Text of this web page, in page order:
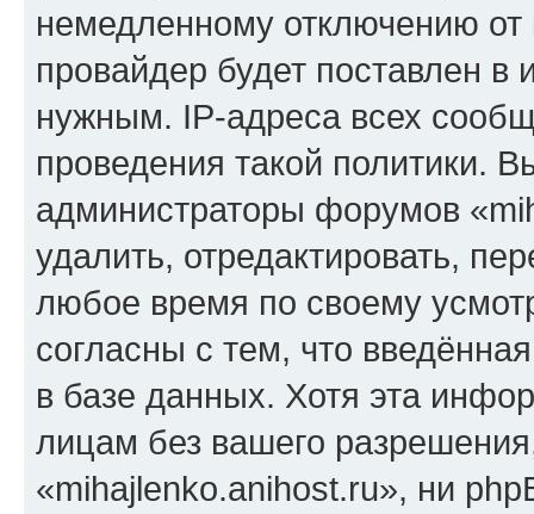
немедленному отключению
провайдер будет поставлен в
нужным. IP-адреса всех
проведения такой политики.
администраторы форумов
удалить, отредактировать,
любое время по своему
согласны с тем, что
в базе данных. Хотя эта
лицам без вашего
«mihajlenko.anihost.ru», ни